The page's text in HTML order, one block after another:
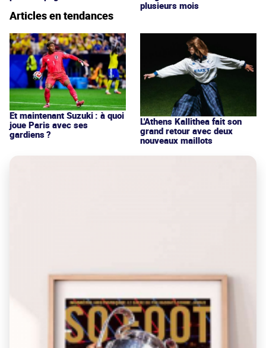
plusieurs mois
Articles en tendances
Et maintenant Suzuki : à quoi
joue Paris avec ses
gardiens ?
L'Athens Kallithea fait son
grand retour avec deux
nouveaux maillots